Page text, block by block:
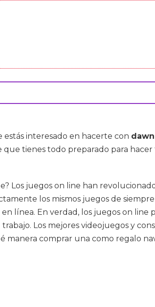
interesado en hacerte con
tienes todo preparado para
Los juegos on line han
los mismos juegos de
línea. En verdad, los juegos on
Los mejores videojuegos y
manera comprar una como regalo